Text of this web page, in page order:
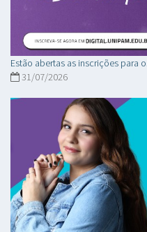
Estão abertas as inscrições para
31/07/2026